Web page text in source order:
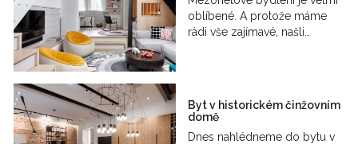
oblíbené. A protože máme
rádi vše zajímavé, našli…
Byt v historickém činžovním
domě
Dnes nahlédneme do bytu v